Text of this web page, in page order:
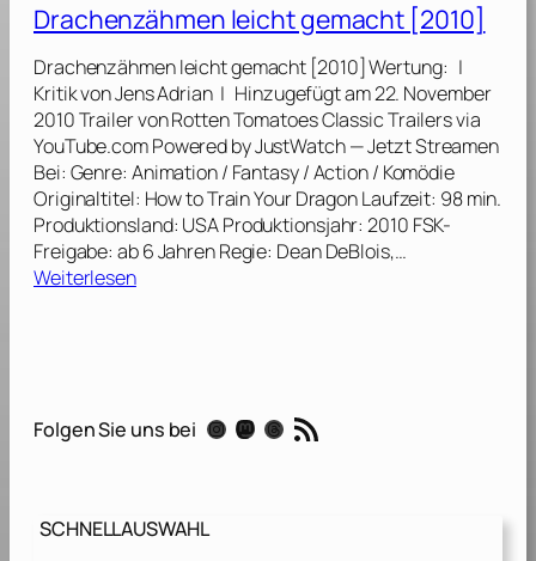
h
t
g
e
m
a
c
h
t
2
[
s
e
n
F
r
o
s
c
h
[
]
Drachenzähmen leicht gemacht [2010]
Drachenzähmen leicht gemacht [2010] Wertung: |
Kritik von Jens Adrian | Hinzugefügt am 22. November
2010 Trailer von Rotten Tomatoes Classic Trailers via
YouTube.com Powered by JustWatch — Jetzt Streamen
Bei: Genre: Animation / Fantasy / Action / Komödie
Originaltitel: How to Train Your Dragon Laufzeit: 98 min.
Produktionsland: USA Produktionsjahr: 2010 FSK-
Freigabe: ab 6 Jahren Regie: Dean DeBlois,…
Weiterlesen:
e
h
Folgen Sie uns bei Instagram Mastodon Threads RSS-Feed
SCHNELLAUSWAHL